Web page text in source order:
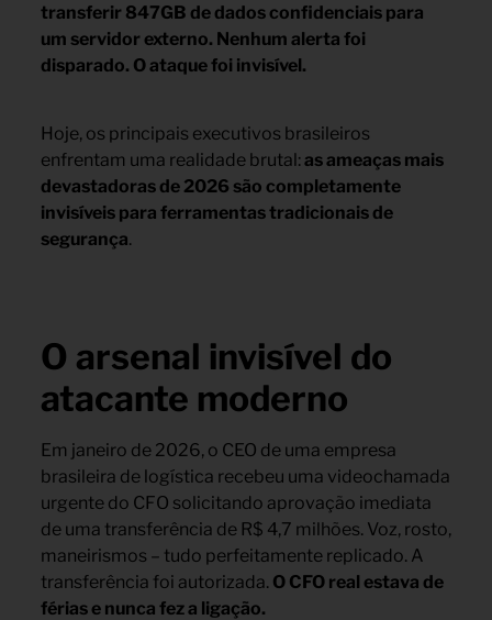
transferir 847GB de dados confidenciais para
um servidor externo. Nenhum alerta foi
disparado. O ataque foi invisível.
Hoje, os principais executivos brasileiros
enfrentam uma realidade brutal:as ameaças mais
devastadoras de 2026 são completamente
invisíveis para ferramentas tradicionais de
segurança.
O arsenal invisível do
atacante moderno
Em janeiro de 2026, o CEO de uma empresa
brasileira de logística recebeu uma videochamada
urgente do CFO solicitando aprovação imediata
de uma transferência de R$ 4,7 milhões. Voz, rosto,
maneirismos – tudo perfeitamente replicado. A
transferência foi autorizada. O CFO real estava de
férias e nunca fez a ligação.